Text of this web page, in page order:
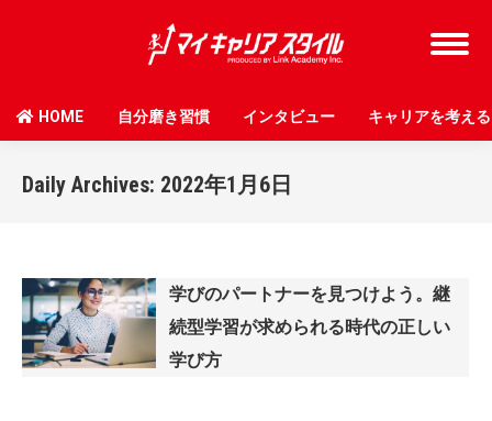
HOME 自分磨き習慣 インタビュー キャリアを考える
Daily Archives: 2022年1月6日
学びのパートナーを見つけよう。継
続型学習が求められる時代の正しい
学び方